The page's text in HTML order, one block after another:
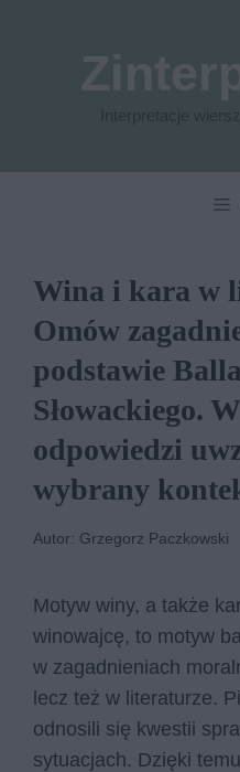
Wina i kara w
Omów
podstawie
Słowackiego.
odpowiedzi
wybrany
Autor: Grzegorz Paczkowski
Motyw winy, a także
winowajcę, to motyw
w zagadnieniach
lecz też w literaturze.
odnosili się kwestii
sytuacjach. Dzięki